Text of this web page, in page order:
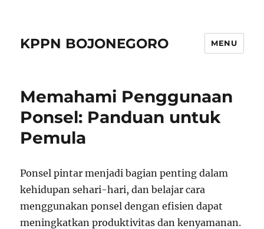
KPPN BOJONEGORO MENU
Memahami Penggunaan
Ponsel: Panduan untuk
Pemula
Ponsel pintar menjadi bagian penting dalam
kehidupan sehari-hari, dan belajar cara
menggunakan ponsel dengan efisien dapat
meningkatkan produktivitas dan kenyamanan.